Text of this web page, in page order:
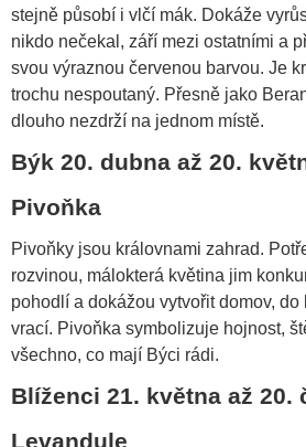
stejně působí i vlčí mák. Dokáže
nikdo nečekal, září mezi ostatními a
svou výraznou červenou barvou. Je
trochu nespoutaný. Přesně jako
dlouho nezdrží na jednom místě.
Býk 20. dubna až 20.
Pivoňka
Pivoňky jsou královnami zahrad.
rozvinou, málokterá květina jim
pohodlí a dokážou vytvořit domov, do
vrací. Pivoňka symbolizuje hojnost,
všechno, co mají Býci rádi.
Blíženci 21. května až 20.
Levandule